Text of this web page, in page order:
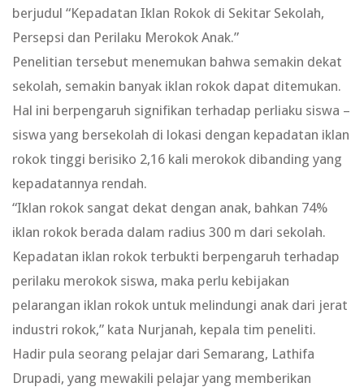
berjudul “Kepadatan Iklan Rokok di Sekitar Sekolah,
Persepsi dan Perilaku Merokok Anak.”
Penelitian tersebut menemukan bahwa semakin dekat
sekolah, semakin banyak iklan rokok dapat ditemukan.
Hal ini berpengaruh signifikan terhadap perliaku siswa –
siswa yang bersekolah di lokasi dengan kepadatan iklan
rokok tinggi berisiko 2,16 kali merokok dibanding yang
kepadatannya rendah.
“Iklan rokok sangat dekat dengan anak, bahkan 74%
iklan rokok berada dalam radius 300 m dari sekolah.
Kepadatan iklan rokok terbukti berpengaruh terhadap
perilaku merokok siswa, maka perlu kebijakan
pelarangan iklan rokok untuk melindungi anak dari jerat
industri rokok,” kata Nurjanah, kepala tim peneliti.
Hadir pula seorang pelajar dari Semarang, Lathifa
Drupadi, yang mewakili pelajar yang memberikan